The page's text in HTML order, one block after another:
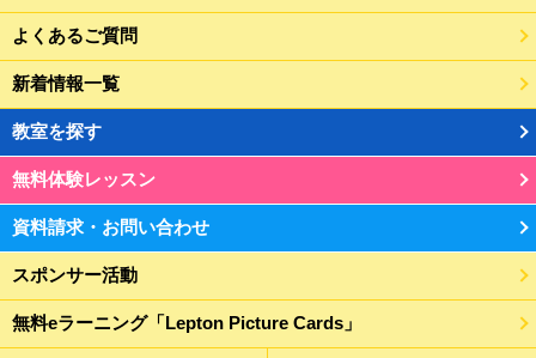
よくあるご質問
新着情報一覧
教室を探す
無料体験レッスン
資料請求・お問い合わせ
スポンサー活動
無料eラーニング「Lepton Picture Cards」